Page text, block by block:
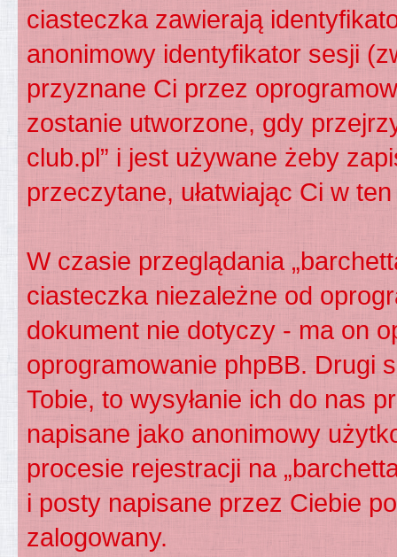
ciasteczka zawierają
anonimowy identyfikator sesji
przyznane Ci przez
zostanie utworzone, gdy
club.pl” i jest używane żeby
przeczytane, ułatwiając Ci w
W czasie przeglądania
ciasteczka niezależne od
dokument nie dotyczy - ma on
oprogramowanie phpBB. Drugi
Tobie, to wysyłanie ich do nas
napisane jako anonimowy
procesie rejestracji na
i posty napisane przez Ciebie
zalogowany.